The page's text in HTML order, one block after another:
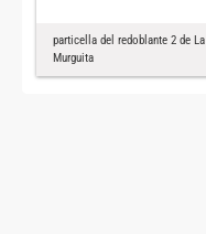
particella del redoblante 2 de La
Murguita